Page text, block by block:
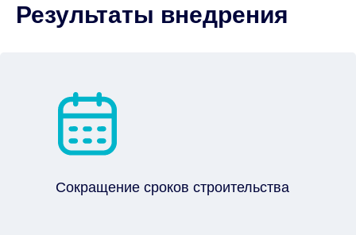
Результаты внедрения
Сокращение сроков строительства